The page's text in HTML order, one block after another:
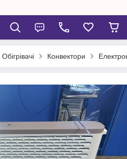
Обігрівачі Конвектори